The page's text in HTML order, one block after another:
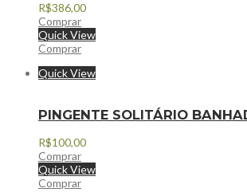
R$386,00
Comprar
Quick View
Comprar
Quick View
PINGENTE SOLITÁRIO
R$100,00
Comprar
Quick View
Comprar